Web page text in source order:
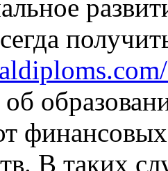
об
В таких